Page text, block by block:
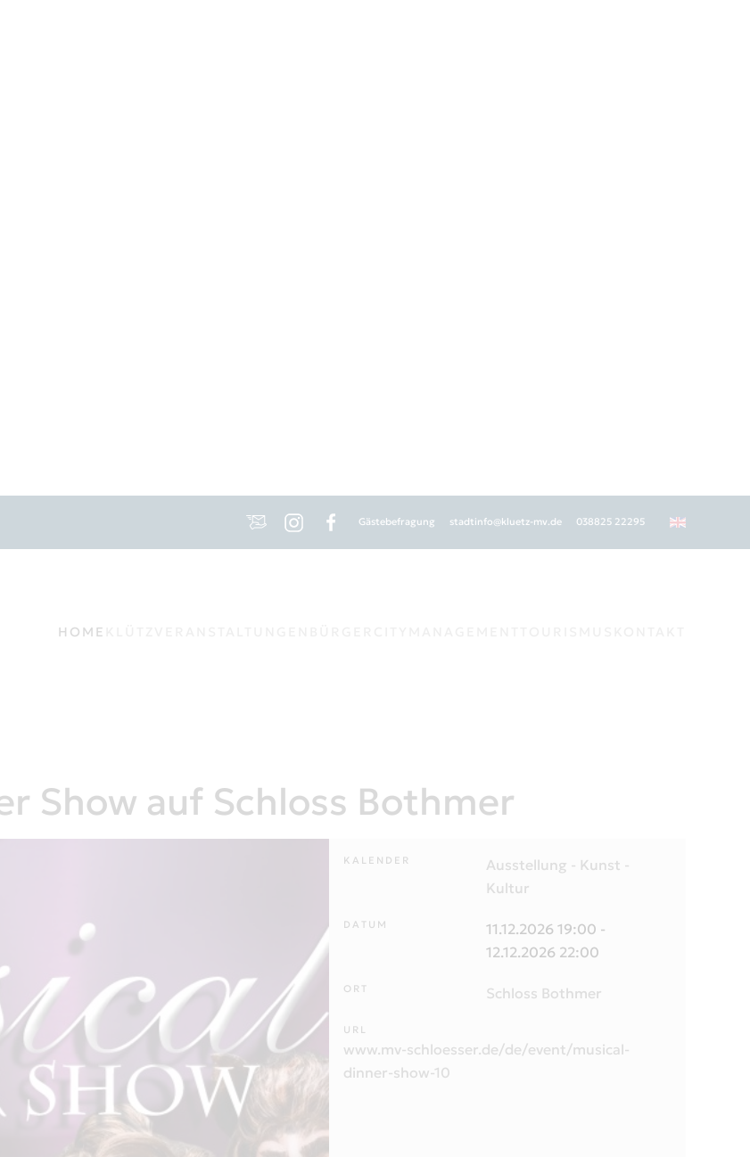
Gästebefragung stadtinfo@kluetz-mv.de 038825 22295
HOME
Show auf Schloss Bothmer
KALENDER
Ausstellung - Kunst -
Kultur
DATUM 11.12.2026 19:00 -
12.12.2026 22:00
ORT Schloss Bothmer
URL
www.mv-schloesser.de/de/event/musical-
dinner-show-10